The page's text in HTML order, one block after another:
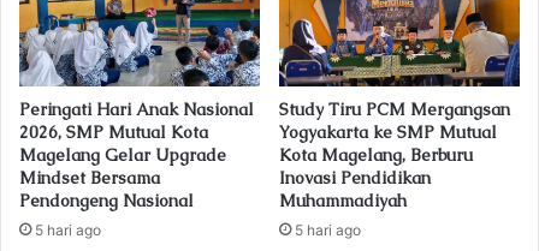
i
l
a
d
d
r
e
s
Peringati Hari Anak Nasional
2026, SMP Mutual Kota
Magelang Gelar Upgrade
Mindset Bersama
Pendongeng Nasional
5 hari ago
Study Tiru PCM Mergangsan
Yogyakarta ke SMP Mutual
Kota Magelang, Berburu
Inovasi Pendidikan
Muhammadiyah
5 hari ago